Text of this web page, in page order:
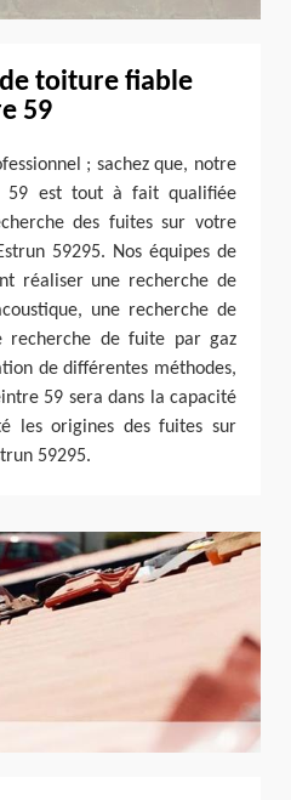
toiture fiable
59
; sachez que, notre
59 est tout à fait qualifiée
des fuites sur votre
59295. Nos équipes de
réaliser une recherche de
une recherche de
recherche de fuite par gaz
de différentes méthodes,
59 sera dans la capacité
les origines des fuites sur
59295.